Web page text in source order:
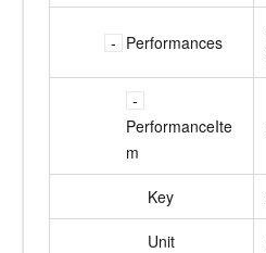
Performances
PerformanceIte
m
Key
Unit